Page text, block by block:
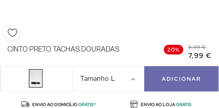
CINTO PRETO TACHAS DOURADAS 20% 9,99 €
7,99 €
Tamanho L ADICIONAR
ENVIO AO DOMICÍLIOGRÁTIS* ENVIO AO LOJAGRÁTIS